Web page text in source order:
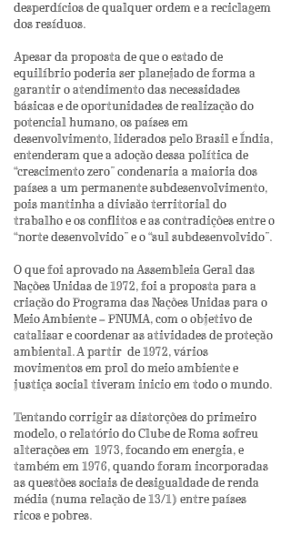
desperdícios de qualquer ordem e a reciclagem
dos resíduos.
Apesar da proposta de que o estado de
equilíbrio poderia ser planejado de forma a
garantir o atendimento das necessidades
básicas e de oportunidades de realização do
potencial humano, os países em
desenvolvimento, liderados pelo Brasil e Índia,
entenderam que a adoção dessa política de
“crescimento zero” condenaria a maioria dos
países a um permanente subdesenvolvimento,
pois mantinha a divisão territorial do
trabalho e os conflitos e as contradições entre o
“norte desenvolvido” e o “sul subdesenvolvido”.
O que foi aprovado na Assembleia Geral das
Nações Unidas de 1972, foi a proposta para a
criação do Programa das Nações Unidas para o
Meio Ambiente – PNUMA, com o objetivo de
catalisar e coordenar as atividades de proteção
ambiental. A partir de 1972, vários
movimentos em prol do meio ambiente e
justiça social tiveram inicio em todo o mundo.
Tentando corrigir as distorções do primeiro
modelo, o relatório do Clube de Roma sofreu
alterações em 1973, focando em energia, e
também em 1976, quando foram incorporadas
as questões sociais de desigualdade de renda
média (numa relação de 13/1) entre países
ricos e pobres.